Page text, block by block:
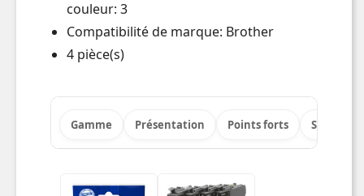
couleur: 3
Compatibilité de marque: Brother
4 pièce(s)
Gamme Présentation Points forts